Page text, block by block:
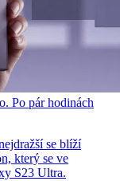
Po pár hodinách
se blíží
který se ve
S23 Ultra.